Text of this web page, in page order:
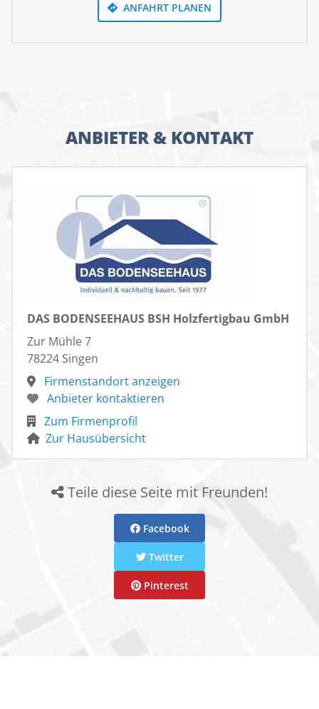
ANFAHRT PLANEN
ANBIETER & KONTAKT
DAS BODENSEEHAUS BSH Holzfertigbau GmbH
Zur Mühle 7
78224 Singen
Firmenstandort anzeigen
Anbieter kontaktieren
Zum Firmenprofil
Zur Hausübersicht
Teile diese Seite mit Freunden!
Facebook
Twitter
Pinterest